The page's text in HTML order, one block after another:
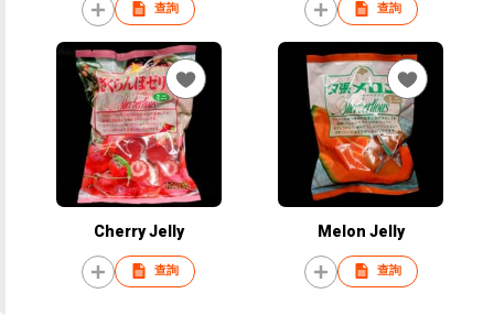
查詢 查詢
Cherry Jelly
查詢
Melon Jelly
查詢